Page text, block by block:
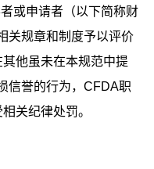
或申请者（以下简称财
关规章和制度予以评价
他虽未在本规范中提
信誉的行为，CFDA职
关纪律处罚。